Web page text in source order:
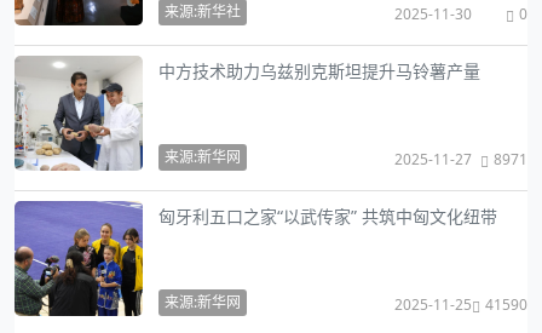
来源:新华社 2025-11-30 0
中方技术助力乌兹别克斯坦提升马铃薯产量
来源:新华网 2025-11-27 8971
匈牙利五口之家“以武传家” 共筑中匈文化纽带
来源:新华网 2025-11-25 41590